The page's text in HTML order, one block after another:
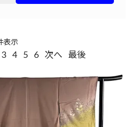
表示
3 4 5 6 次へ 最後